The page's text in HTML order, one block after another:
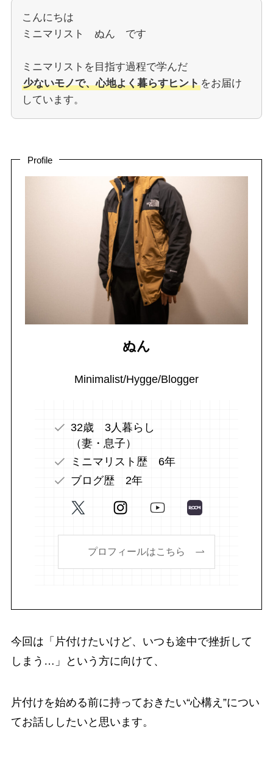
こんにちは
ミニマリスト ぬん です
ミニマリストを目指す過程で学んだ
少ないモノで、心地よく暮らすヒントをお届け
しています。
Profile
ぬん
Minimalist/Hygge/Blogger
32歳 3人暮らし
（妻・息子）
ミニマリスト歴 6年
ブログ歴 2年
プロフィールはこちら
今回は「片付けたいけど、いつも途中で挫折して
しまう…」という方に向けて、
片付けを始める前に持っておきたい“心構え”につい
てお話ししたいと思います。